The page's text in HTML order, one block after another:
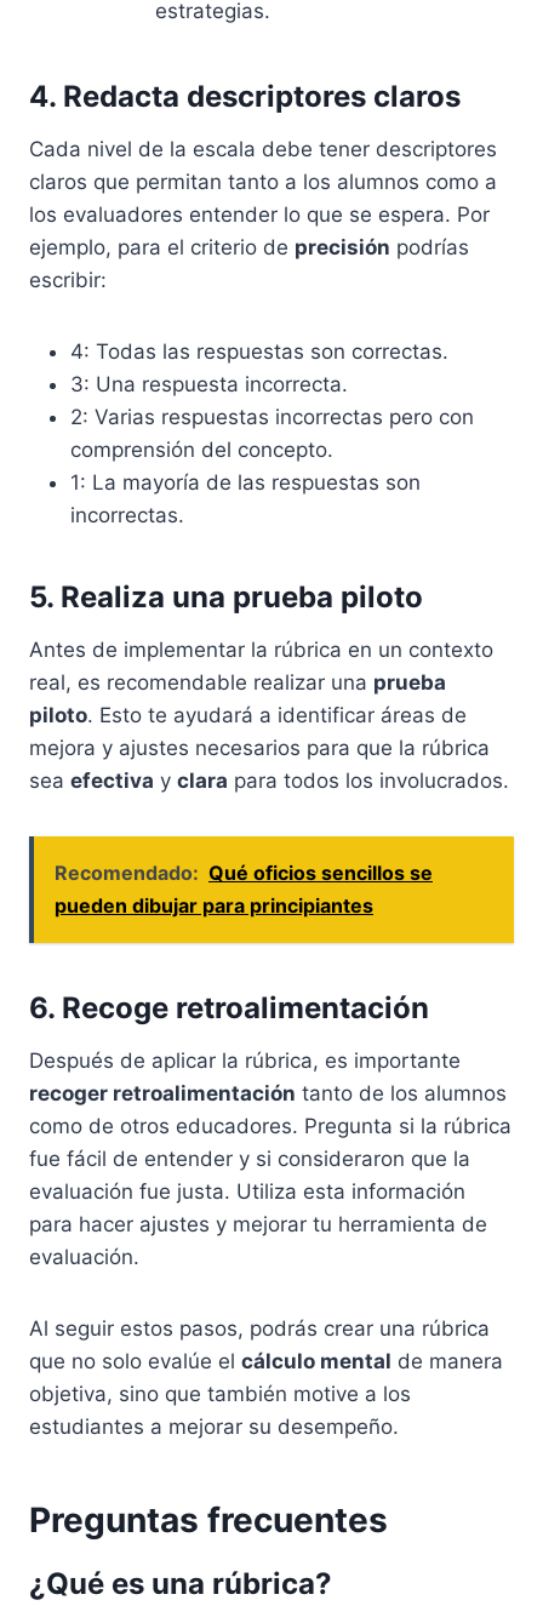
estrategias.
4. Redacta descriptores claros
Cada nivel de la escala debe tener descriptores
claros que permitan tanto a los alumnos como a
los evaluadores entender lo que se espera. Por
ejemplo, para el criterio de precisión podrías
escribir:
4: Todas las respuestas son correctas.
3: Una respuesta incorrecta.
2: Varias respuestas incorrectas pero con
comprensión del concepto.
1: La mayoría de las respuestas son
incorrectas.
5. Realiza una prueba piloto
Antes de implementar la rúbrica en un contexto
real, es recomendable realizar una prueba
piloto. Esto te ayudará a identificar áreas de
mejora y ajustes necesarios para que la rúbrica
sea efectiva y clara para todos los involucrados.
Recomendado: Qué oficios sencillos se
pueden dibujar para principiantes
6. Recoge retroalimentación
Después de aplicar la rúbrica, es importante
recoger retroalimentación tanto de los alumnos
como de otros educadores. Pregunta si la rúbrica
fue fácil de entender y si consideraron que la
evaluación fue justa. Utiliza esta información
para hacer ajustes y mejorar tu herramienta de
evaluación.
Al seguir estos pasos, podrás crear una rúbrica
que no solo evalúe el cálculo mental de manera
objetiva, sino que también motive a los
estudiantes a mejorar su desempeño.
Preguntas frecuentes
¿Qué es una rúbrica?